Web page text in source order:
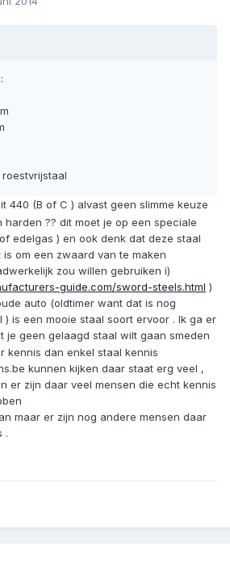
440 (B of C ) alvast geen slimme keuze
?? dit moet je op een speciale
edelgas ) en ook denk dat deze staal
om een zwaard van te maken
zou willen gebruiken i)
guide.com/sword-steels.html )
auto (oldtimer want dat is nog
is een mooie staal soort ervoor . Ik ga er
je geen gelaagd staal wilt gaan smeden
kennis dan enkel staal kennis
kunnen kijken daar staat erg veel ,
er zijn daar veel mensen die echt kennis
maar er zijn nog andere mensen daar
.